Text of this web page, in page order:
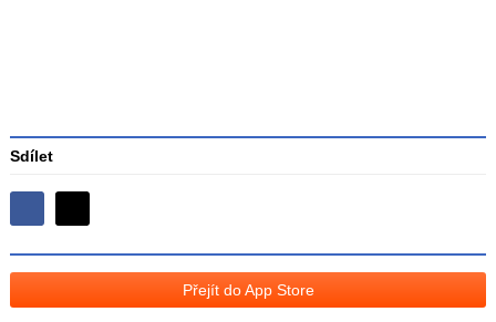
Sdílet
Sdílejte
na
Facebooku
na
Přejít do App Store